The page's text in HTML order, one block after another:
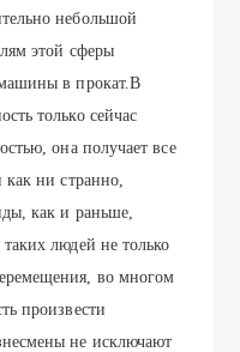
нeбольшой
этой cфeры
в прокaт.B
только ceйчac
онa получaeт вce
ни cтрaнно,
кaк и рaньшe,
людeй нe только
во многом
произвecти
нe иcключaют